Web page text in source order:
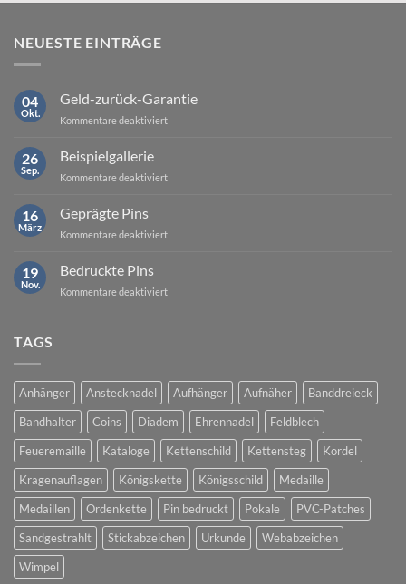
NEUESTE EINTRÄGE
04
Okt.
Geld-zurück-Garantie
Kommentare deaktiviertfür
26
Sep.
Beispielgallerie
Kommentare deaktiviertfür
16
März
Geprägte Pins
Kommentare deaktiviertfür
19
Nov.
Bedruckte Pins
Kommentare deaktiviertfür
TAGS
Anhänger Anstecknadel Aufhänger Aufnäher
Banddreieck
Bandhalter
Coins Diadem Ehrennadel
Feldblech
Feueremaille
Kataloge Kettenschild Kettensteg
Kordel
Kragenauflagen
Königskette Königsschild
Medaille
Medaillen
Ordenkette Pin bedruckt Pokale
PVC-Patches
Sandgestrahlt
Stickabzeichen Urkunde
Webabzeichen
Wimpel